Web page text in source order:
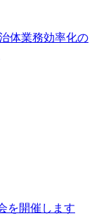
体業務効率化の
を開催します